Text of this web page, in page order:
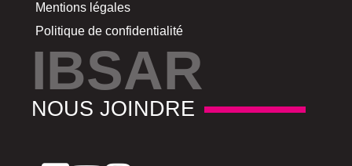
Mentions légales
Politique de confidentialité
IBSAR
NOUS JOINDRE